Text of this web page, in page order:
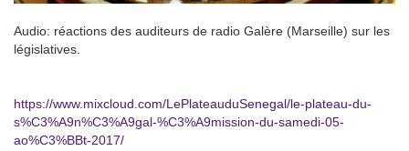
Audio: réactions des auditeurs de radio Galère (Marseille) sur les
législatives.
https://www.mixcloud.com/LePlateauduSenegal/le-plateau-du-
s%C3%A9n%C3%A9gal-%C3%A9mission-du-samedi-05-
ao%C3%BBt-2017/